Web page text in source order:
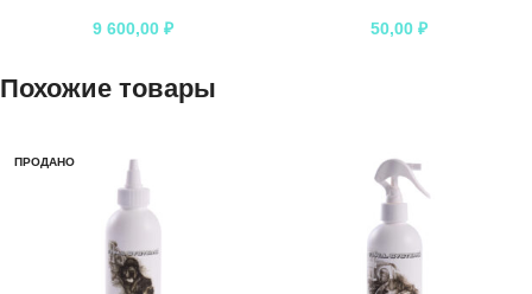
9 600,00 ₽ 50,00 ₽
Похожие товары
ПРОДАНО